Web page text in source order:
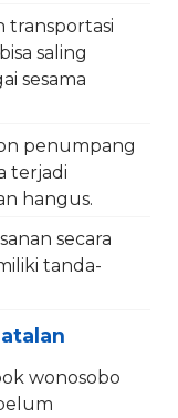
transportasi
saling
sesama
penumpang
terjadi
hangus.
secara
tanda-
wonosobo